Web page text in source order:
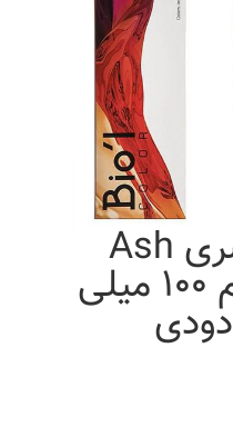
رنگ مو بیول سری Ash
شماره 7.1 حجم 100 میلی